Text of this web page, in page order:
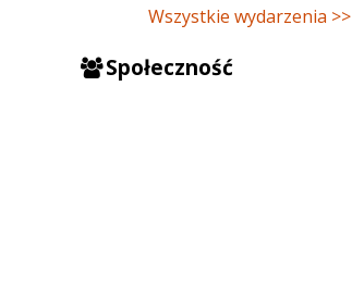
Wszystkie wydarzenia >>
Społeczność